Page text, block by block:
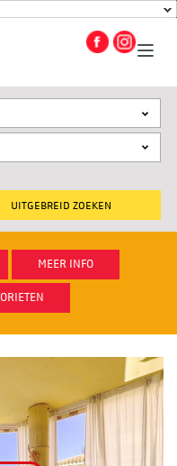
UITGEBREID ZOEKEN
MEER INFO